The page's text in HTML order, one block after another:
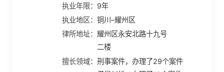
执业年限： 9年
执业地区：铜川–耀州区
律所地址：耀州区永安北路十九号
二楼
擅长领域：刑事案件，办理了29个案件